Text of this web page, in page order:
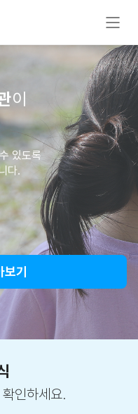
이
있도록
다.
기
인하세요.